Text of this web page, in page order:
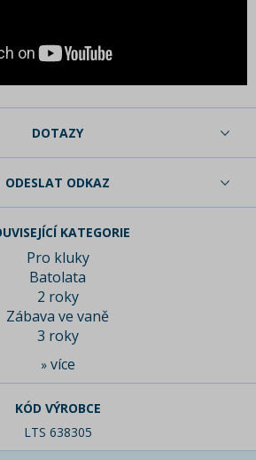
DOTAZY
ODESLAT ODKAZ
KATEGORIE
Pro kluky
Batolata
2 roky
Zábava ve vaně
3 roky
» více
KÓD VÝROBCE
LTS 638305